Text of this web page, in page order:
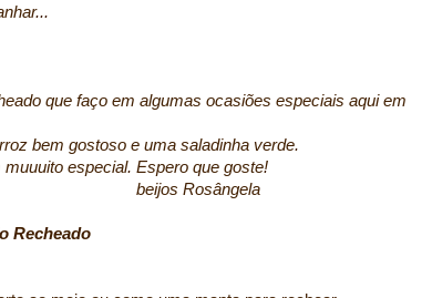
que faço em algumas ocasiões especiais aqui em
bem gostoso e uma saladinha verde.
especial. Espero que goste!
Recheado